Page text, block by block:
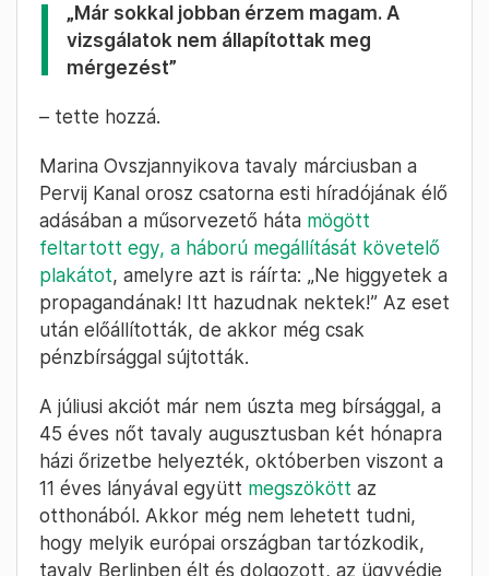
„Már sokkal jobban érzem magam. A
vizsgálatok nem állapítottak meg
mérgezést”
– tette hozzá.
Marina Ovszjannyikova tavaly márciusban a
Pervij Kanal orosz csatorna esti híradójának élő
adásában a műsorvezető háta mögött
feltartott egy, a háború megállítását követelő
plakátot, amelyre azt is ráírta: „Ne higgyetek a
propagandának! Itt hazudnak nektek!” Az eset
után előállították, de akkor még csak
pénzbírsággal sújtották.
A júliusi akciót már nem úszta meg bírsággal, a
45 éves nőt tavaly augusztusban két hónapra
házi őrizetbe helyezték, októberben viszont a
11 éves lányával együtt megszökött az
otthonából. Akkor még nem lehetett tudni,
hogy melyik európai országban tartózkodik,
tavaly Berlinben élt és dolgozott, az ügyvédje